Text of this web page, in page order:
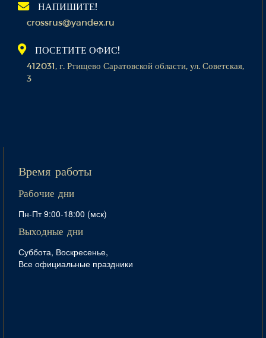
НАПИШИТЕ!
crossrus@yandex.ru
ПОСЕТИТЕ ОФИС!
412031, г. Ртищево Саратовской области, ул. Советская,
3
Время работы
Рабочие дни
Пн-Пт 9:00-18:00 (мск)
Выходные дни
Суббота, Воскресенье,
Все официальные праздники